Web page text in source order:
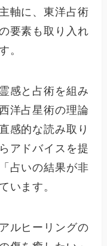
軸に、東洋占術
要素も取り入れ
。
感と占術を組み
洋占星術の理論
感的な読み取り
アドバイスを提
占いの結果が非
います。
ルヒーリングの